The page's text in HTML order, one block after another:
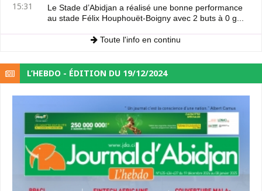
15:31
Le Stade d’Abidjan a réalisé une bonne performance
au stade Félix Houphouët-Boigny avec 2 buts à 0 g...
Toute l'info en continu
L’HEBDO - ÉDITION DU 19/12/2024